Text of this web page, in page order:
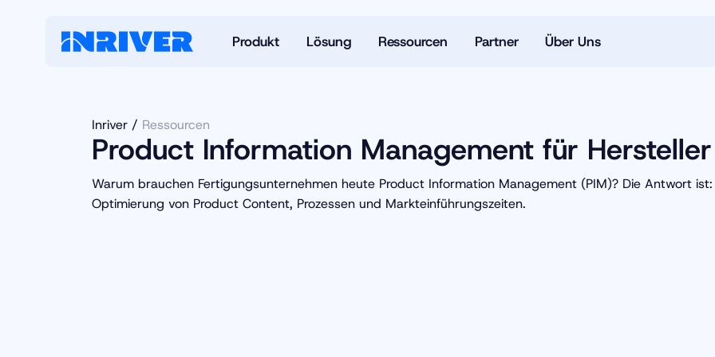
Produkt Lösung Ressourcen Partner Über Uns
Inriver Ressourcen
Product Information Management für Hersteller
Warum brauchen Fertigungsunternehmen heute Product Information Management (PIM)? Die Antwort
Optimierung von Product Content, Prozessen und Markteinführungszeiten.